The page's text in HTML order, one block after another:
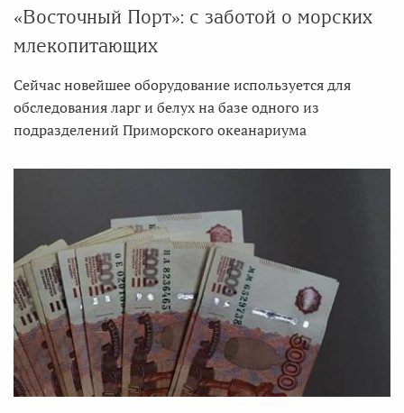
«Восточный Порт»: с заботой о морских
млекопитающих
Сейчас новейшее оборудование используется для
обследования ларг и белух на базе одного из
подразделений Приморского океанариума